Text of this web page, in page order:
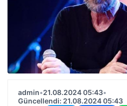
admin•21.08.2024 05:43•
Güncellendi: 21.08.2024 05:43